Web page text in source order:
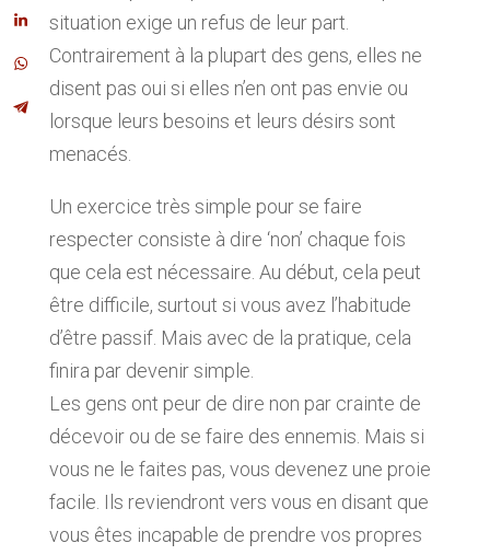
situation exige un refus de leur part.
Contrairement à la plupart des gens, elles ne
disent pas oui si elles n’en ont pas envie ou
lorsque leurs besoins et leurs désirs sont
menacés.
Un exercice très simple pour se faire
respecter consiste à dire ‘non’ chaque fois
que cela est nécessaire. Au début, cela peut
être difficile, surtout si vous avez l’habitude
d’être passif. Mais avec de la pratique, cela
finira par devenir simple.
Les gens ont peur de dire non par crainte de
décevoir ou de se faire des ennemis. Mais si
vous ne le faites pas, vous devenez une proie
facile. Ils reviendront vers vous en disant que
vous êtes incapable de prendre vos propres